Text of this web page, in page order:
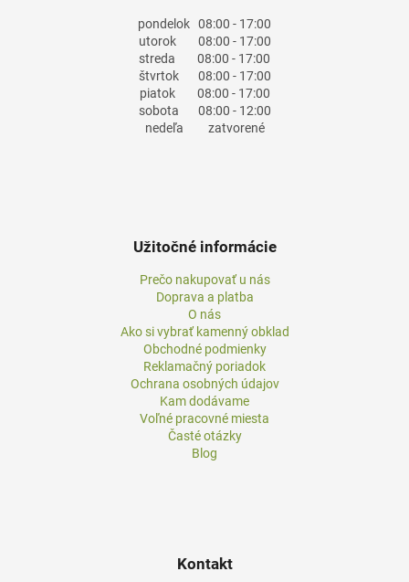
pondelok 08:00 - 17:00
utorok08:00 - 17:00
streda 08:00 - 17:00
štvrtok08:00 - 17:00
piatok08:00 - 17:00
sobota 08:00 - 12:00
nedeľa zatvorené
Užitočné informácie
Prečo nakupovať u nás
Doprava a platba
O nás
Ako si vybrať kamenný obklad
Obchodné podmienky
Reklamačný poriadok
Ochrana osobných údajov
Kam dodávame
Voľné pracovné miesta
Časté otázky
Blog
Kontakt